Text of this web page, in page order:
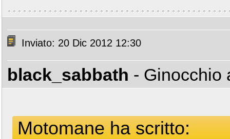
Inviato: 20 Dic 2012 12:30
black_sabbath - Ginocchio
Motomane ha scritto: